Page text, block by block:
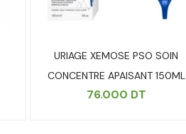
URIAGE XEMOSE PSO SOIN
CONCENTRE APAISANT 150ML
76.000 DT